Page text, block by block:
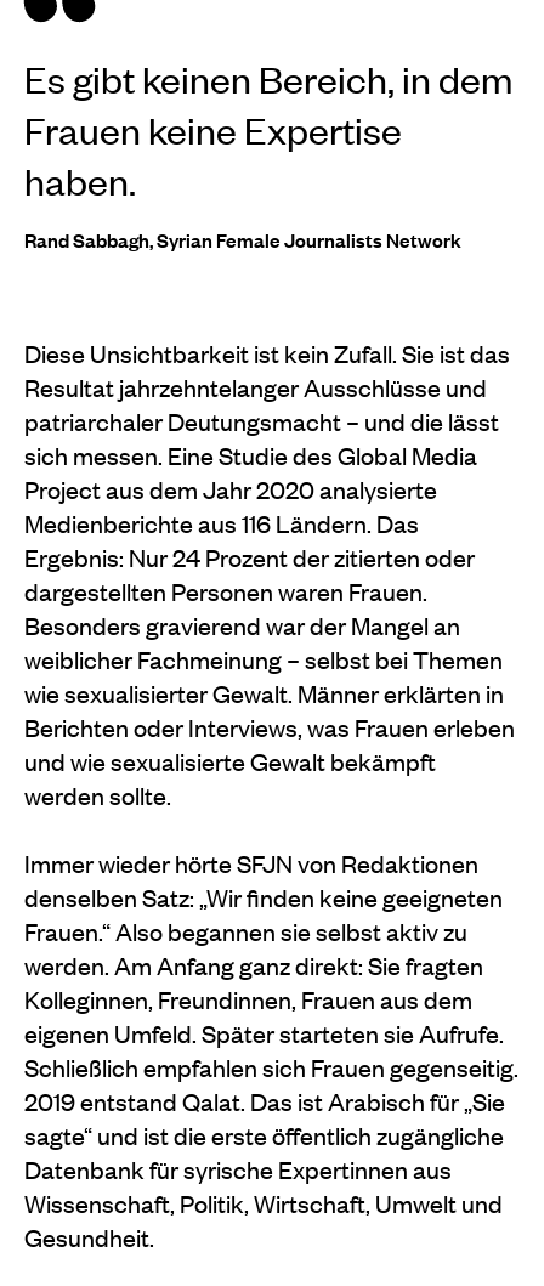
Es gibt keinen Bereich, in dem
Frauen keine Expertise
haben.
Rand Sabbagh, Syrian Female Journalists Network
Diese Unsichtbarkeit ist kein Zufall. Sie ist das
Resultat jahrzehntelanger Ausschlüsse und
patriarchaler Deutungsmacht – und die lässt
sich messen. Eine Studie des Global Media
Project aus dem Jahr 2020 analysierte
Medienberichte aus 116 Ländern. Das
Ergebnis: Nur 24 Prozent der zitierten oder
dargestellten Personen waren Frauen.
Besonders gravierend war der Mangel an
weiblicher Fachmeinung – selbst bei Themen
wie sexualisierter Gewalt. Männer erklärten in
Berichten oder Interviews, was Frauen erleben
und wie sexualisierte Gewalt bekämpft
werden sollte.
Immer wieder hörte SFJN von Redaktionen
denselben Satz: „Wir finden keine geeigneten
Frauen.“ Also begannen sie selbst aktiv zu
werden. Am Anfang ganz direkt: Sie fragten
Kolleginnen, Freundinnen, Frauen aus dem
eigenen Umfeld. Später starteten sie Aufrufe.
Schließlich empfahlen sich Frauen gegenseitig.
2019 entstand Qalat. Das ist Arabisch für „Sie
sagte“ und ist die erste öffentlich zugängliche
Datenbank für syrische Expertinnen aus
Wissenschaft, Politik, Wirtschaft, Umwelt und
Gesundheit.